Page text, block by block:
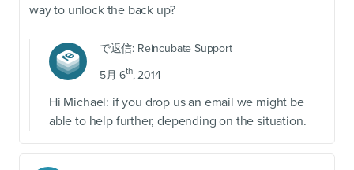
way to unlock the back up?
で返信: Reincubate Support
5月 6th, 2014
Hi Michael: if you drop us an email we might be
able to help further, depending on the situation.